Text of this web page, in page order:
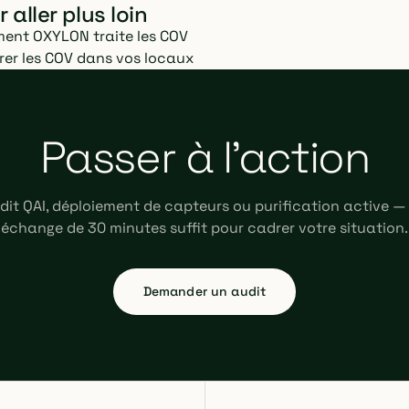
aller plus loin
OXYLON traite les COV
les COV dans vos locaux
Passer à l'action
QAI, déploiement de capteurs ou purification active —
échange de 30 minutes suffit pour cadrer votre situation.
Demander un audit